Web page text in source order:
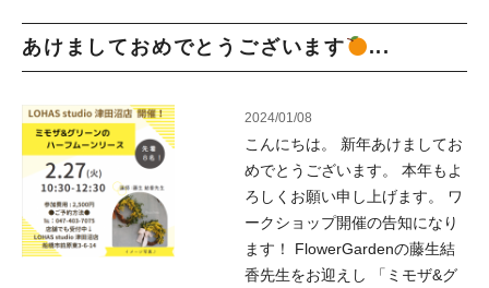
あけましておめでとうございます ...
2024/01/08
こんにちは。 新年あけましてお
めでとうございます。 本年もよ
ろしくお願い申し上げます。 ワ
ークショップ開催の告知になり
ます！ FlowerGardenの藤生結
香先生をお迎えし 「ミモザ&グ